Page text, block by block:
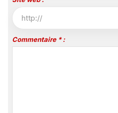
Commentaire * :